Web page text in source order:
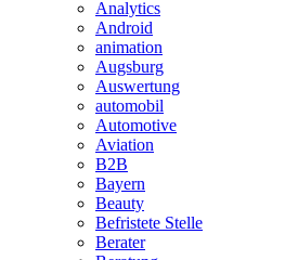
Analytics
Android
animation
Augsburg
Auswertung
automobil
Automotive
Aviation
B2B
Bayern
Beauty
Befristete Stelle
Berater